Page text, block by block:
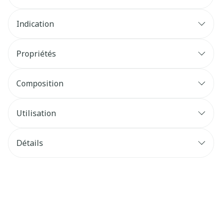
Indication
Propriétés
Composition
Utilisation
Détails